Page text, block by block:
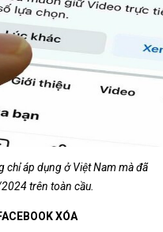
chỉ áp dụng ở Việt Nam mà đã
trên toàn cầu.
XÓA